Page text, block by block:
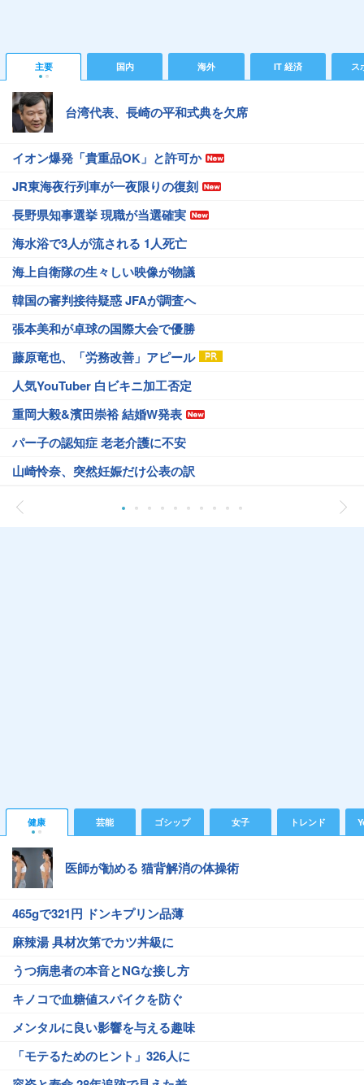
主要 国内 海外 IT 経済 ス
台湾代表、長崎の平和式典を欠席
イオン爆発「貴重品OK」と許可か
JR東海夜行列車が一夜限りの復刻
長野県知事選挙 現職が当選確実
海水浴で3人が流される 1人死亡
海上自衛隊の生々しい映像が物議
韓国の審判接待疑惑 JFAが調査へ
張本美和が卓球の国際大会で優勝
藤原竜也、「労務改善」アピール
人気YouTuber 白ビキニ加工否定
重岡大毅&濱田崇裕 結婚W発表
パー子の認知症 老老介護に不安
山崎怜奈、突然妊娠だけ公表の訳
健康 芸能 ゴシップ 女子 トレンド
医師が勧める 猫背解消の体操術
465gで321円 ドンキプリン品薄
麻辣湯 具材次第でカツ丼級に
うつ病患者の本音とNGな接し方
キノコで血糖値スパイクを防ぐ
メンタルに良い影響を与える趣味
「モテるためのヒント」326人に